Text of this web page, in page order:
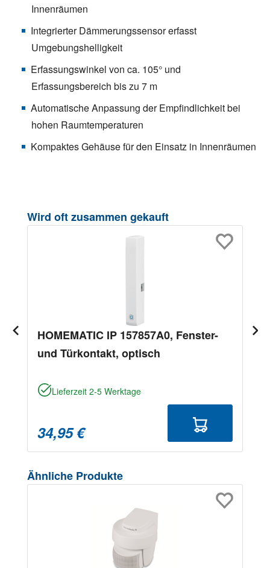
Innenräumen
Integrierter Dämmerungssensor erfasst
Umgebungshelligkeit
Erfassungswinkel von ca. 105° und
Erfassungsbereich bis zu 7 m
Automatische Anpassung der Empfindlichkeit bei
hohen Raumtemperaturen
Kompaktes Gehäuse für den Einsatz in Innenräumen
Produktgalerie überspringen
Wird oft zusammen gekauft
HOMEMATIC IP 157857A0, Fenster-
und Türkontakt, optisch
Lieferzeit 2-5 Werktage
34,95 €
Produktgalerie überspringen
Ähnliche Produkte